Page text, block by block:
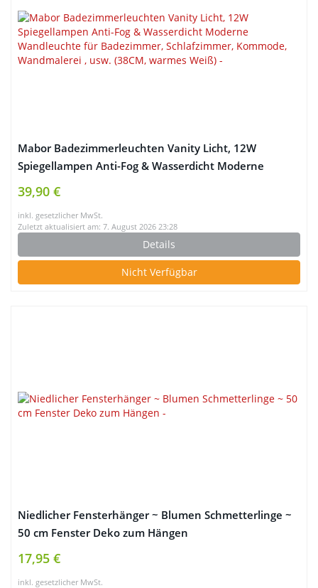
Mabor Badezimmerleuchten Vanity Licht, 12W
Spiegellampen Anti-Fog & Wasserdicht Moderne
Wandleuchte für Badezimmer, Schlafzimmer,
Kommode, Wandmalerei , usw. (38CM, warmes Weiß)
39,90 €
inkl. gesetzlicher MwSt.
Zuletzt aktualisiert am: 7. August 2026 23:28
Details
Nicht Verfügbar
Niedlicher Fensterhänger ~ Blumen Schmetterlinge ~
50 cm Fenster Deko zum Hängen
17,95 €
inkl. gesetzlicher MwSt.